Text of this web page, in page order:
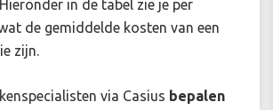
Hieronder in de tabel zie je per
de gemiddelde kosten van een
zijn.
via Casius bepalen